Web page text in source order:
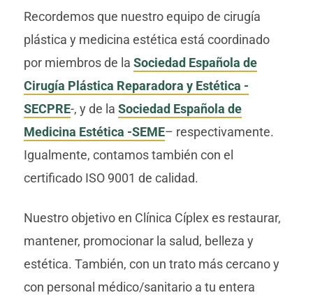
Recordemos que nuestro equipo de cirugía
plástica y medicina estética está coordinado
por miembros de la Sociedad Española de
Cirugía Plástica Reparadora y Estética -
SECPRE-, y de la Sociedad Española de
Medicina Estética -SEME– respectivamente.
Igualmente, contamos también con el
certificado ISO 9001 de calidad.
Nuestro objetivo en Clínica Cíplex es restaurar,
mantener, promocionar la salud, belleza y
estética. También, con un trato más cercano y
con personal médico/sanitario a tu entera